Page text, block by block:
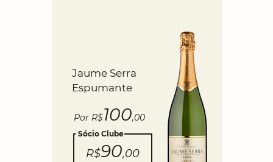
Jaume Serra
Espumante
Por R$100,00
Sócio Clube
R$90,00